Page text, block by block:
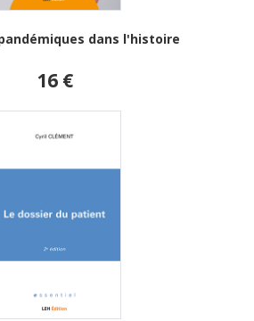
dans l'histoire
16 €